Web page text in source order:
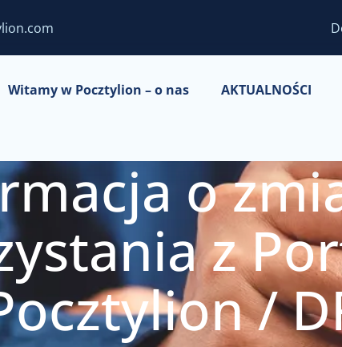
Witamy w Pocztylion – o nas AKTUALNOŚCI
o
z
/